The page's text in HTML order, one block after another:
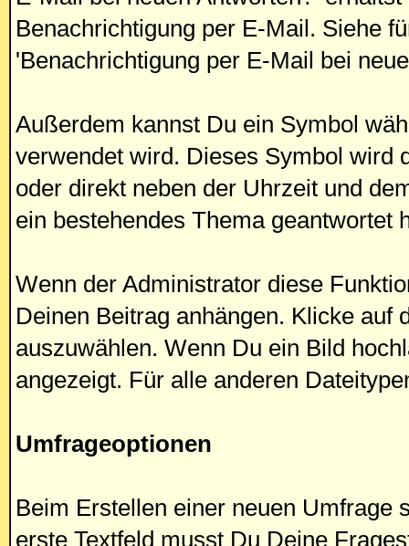
Benachrichtigung per E-Mail. Siehe
'Benachrichtigung per E-Mail bei
Außerdem kannst Du ein Symbol
verwendet wird. Dieses Symbol wird
oder direkt neben der Uhrzeit und
ein bestehendes Thema geantwortet
Wenn der Administrator diese
Deinen Beitrag anhängen. Klicke auf
auszuwählen. Wenn Du ein Bild
angezeigt. Für alle anderen
Umfrageoptionen
Beim Erstellen einer neuen Umfrage
erste Textfeld musst Du Deine